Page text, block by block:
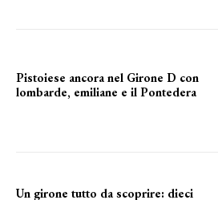
Pistoiese ancora nel Girone D con
lombarde, emiliane e il Pontedera
Un girone tutto da scoprire: dieci